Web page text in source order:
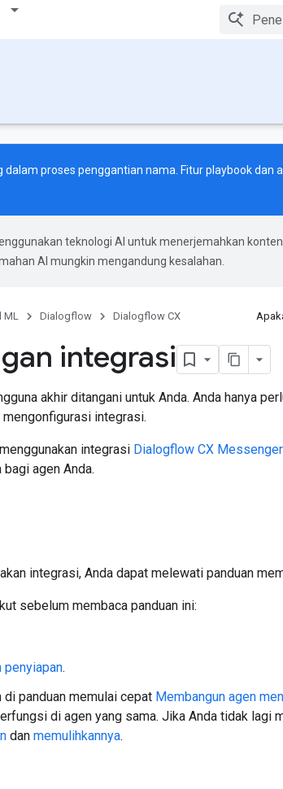
dalam proses penggantian nama. Fitur playbook dan
teknologi AI untuk menerjemahkan
AI mungkin mengandung kesalahan.
ML Dialogflow Dialogflow CX
integrasi
akhir ditangani untuk Anda. Anda hanya
integrasi.
integrasi Dialogflow CX Messenger
agen Anda.
integrasi, Anda dapat melewati panduan
sebelum membaca panduan ini:
penyiapan.
di panduan memulai cepat Membangun agen
di agen yang sama. Jika Anda tidak lagi
dan memulihkannya.